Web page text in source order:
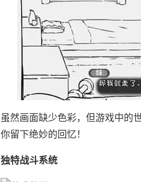
虽然画面缺少色彩，但游戏中的
你留下绝妙的回忆！
独特战斗系统